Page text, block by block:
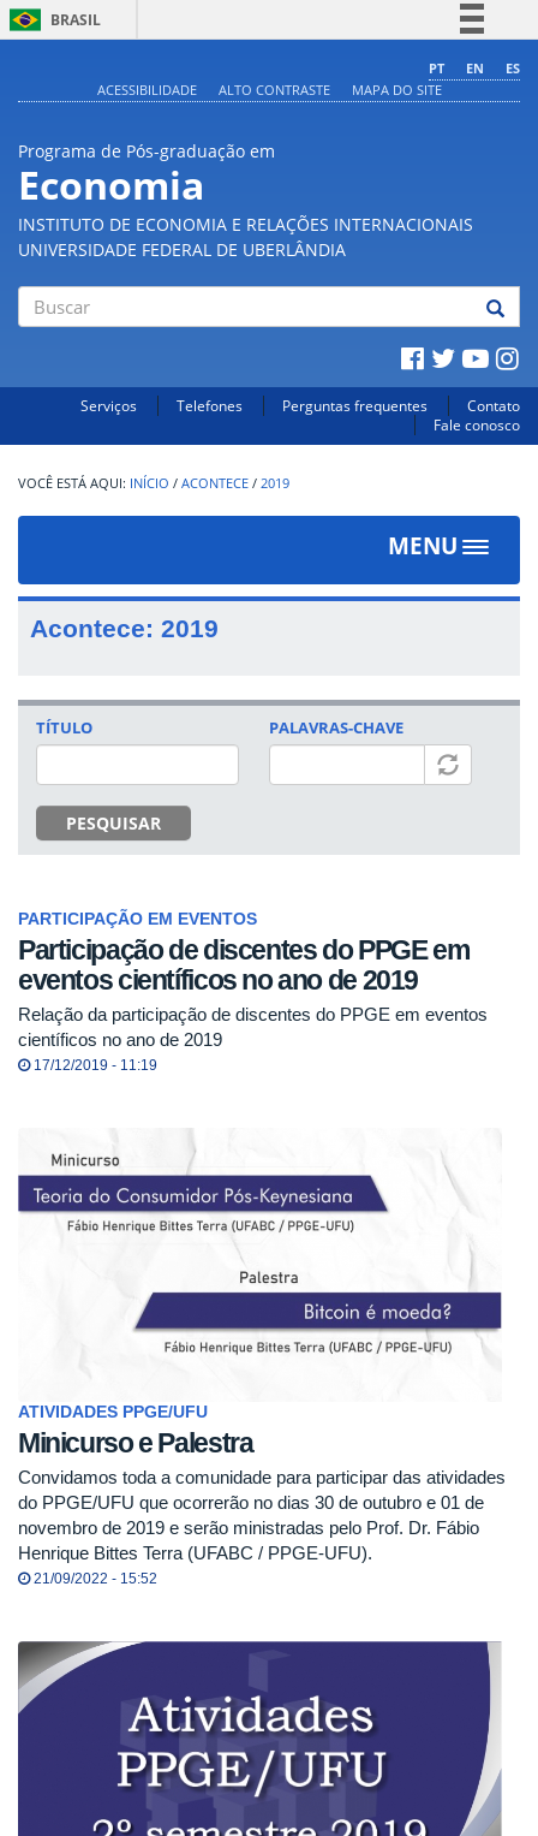
BRASIL
Comunica BR
PT EN
ES
ACESSIBILIDADE
ALTO CONTRASTE MAPA DO SITE
Programa de Pós-graduação em
Economia
INSTITUTO DE ECONOMIA E RELAÇÕES INTERNACIONAIS
UNIVERSIDADE FEDERAL DE UBERLÂNDIA
Serviços Telefones Perguntas frequentes
Contato
Fale conosco
INÍCIO / ACONTECE / 2019
MENU
Toggle
Acontece: 2019
TÍTULO
PESQUISAR
PALAVRAS-CHAVE
PARTICIPAÇÃO EM EVENTOS
Participação de discentes do PPGE em
eventos científicos no ano de 2019
Relação da participação de discentes do PPGE em eventos
científicos no ano de 2019
17/12/2019 - 11:19
ATIVIDADES PPGE/UFU
Minicurso e Palestra
Convidamos toda a comunidade para participar das atividades
do PPGE/UFU que ocorrerão no dias 30 de outubro e 01 de
novembro de 2019 e serão ministradas pelo Prof. Dr. Fábio
Henrique Bittes Terra (UFABC / PPGE-UFU).
21/09/2022 - 15:52